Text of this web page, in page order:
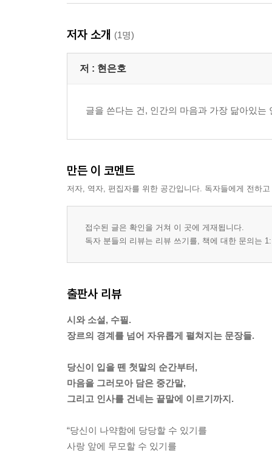
저자 소개 (1명)
저 : 현은호
글을 쓴다는 건, 인간의 마음과 가장 닮아있는
만든 이 코멘트
저자, 역자, 편집자를 위한 공간입니다. 독자들에게 전하
접수된 글은 확인을 거쳐 이 곳에 게재됩니다.
독자 분들의 리뷰는 리뷰 쓰기를, 책에 대한 문의는
출판사 리뷰
시와 소설, 수필.
장르의 경계를 넘어 자유롭게 펼쳐지는 문장들.
당신이 입을 뗀 첫말의 순간부터,
마음을 그러모아 담은 중간말,
그리고 인사를 건네는 끝말에 이르기까지.
“당신이 나약함에 당당할 수 있기를
사랑 앞에 무모할 수 있기를